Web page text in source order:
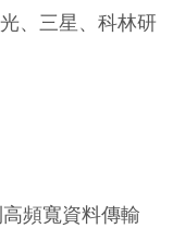
、三星、科林研
頻寬資料傳輸